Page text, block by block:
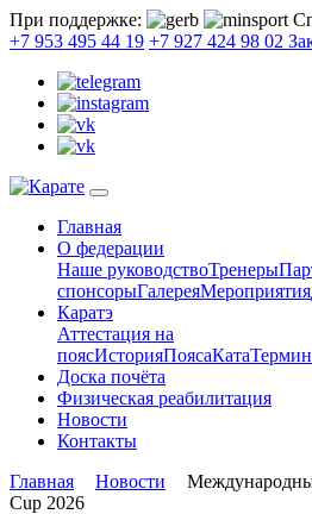
При поддержке:
+7 953 495 44 19 +7 927 424 98 02
Главная
О федерации
Наше руководствоТренеры
спонсорыГалереяМероприятия
Каратэ
Аттестация на
поясИсторияПоясаКата
Доска почёта
Физическая реабилитация
Новости
Контакты
Главная
Новости
Cup 2026